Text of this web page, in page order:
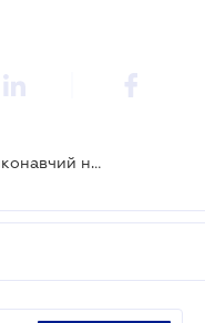
Суд визначив 3 обставини, коли виконавчий напис нотаріуса не підлягає виконанню